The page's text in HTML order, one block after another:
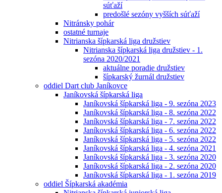
súťaží
predošlé sezóny vyšších súťaží
Nitránsky pohár
ostatné turnaje
Nitrianska šípkarská liga družstiev
Nitrianska šípkarská liga družstiev - 1.
sezóna 2020/2021
aktuálne poradie družstiev
šípkarský žurnál družstiev
oddiel Dart club Janíkovce
Janíkovská šípkarská liga
Janíkovská šípkarská liga - 9. sezóna 2023
Janíkovská šípkarská liga - 8. sezóna 2022
Janíkovská šípkarská liga - 7. sezóna 2022
Janíkovská šípkarská liga - 6. sezóna 2022
Janíkovská šípkarská liga - 5. sezóna 2022
Janíkovská šípkarská liga - 4. sezóna 2021
Janíkovská šípkarská liga - 3. sezóna 2020
Janíkovská šípkarská liga - 2. sezóna 2020
Janíkovská šípkarská liga - 1. sezóna 2019
oddiel Šípkarská akadémia